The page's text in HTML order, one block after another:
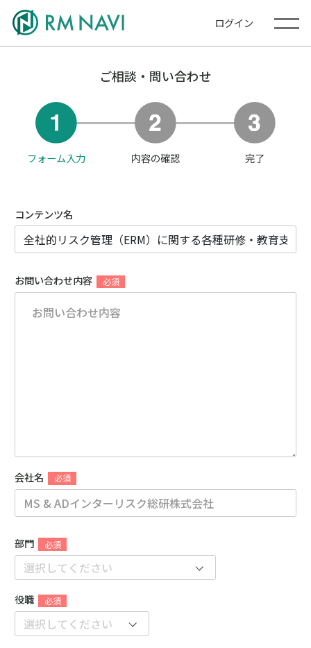
ログイン
ご相談・問い合わせ
フォーム入力 内容の確認 完了
コンテンツ名
お問い合わせ内容
会社名
部門
役職